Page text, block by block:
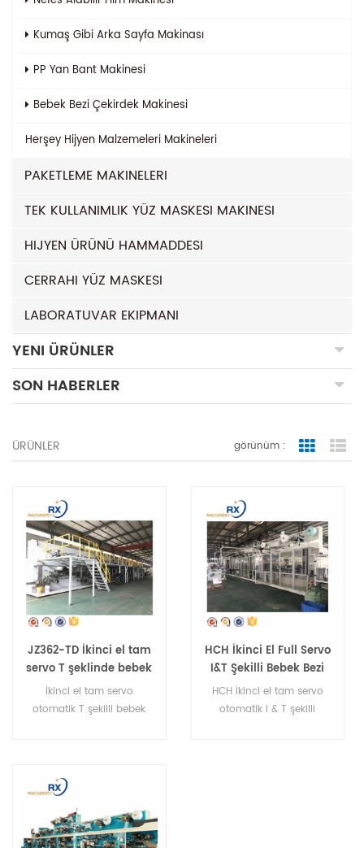
Kumaş Gibi Arka Sayfa Makinası
PP Yan Bant Makinesi
Bebek Bezi Çekirdek Makinesi
Herşey Hijyen Malzemeleri Makineleri
PAKETLEME MAKINELERI
TEK KULLANIMLIK YÜZ MASKESI MAKINESI
HIJYEN ÜRÜNÜ HAMMADDESI
CERRAHI YÜZ MASKESI
LABORATUVAR EKIPMANI
YENI ÜRÜNLER
SON HABERLER
ÜRÜNLER görünüm : Grid View
JZ362-TD İkinci el tam
servo T şeklinde bebek
bezi makinesi
İkinci el tam servo
otomatik T şekilli bebek
HCH İkinci El Full Servo
I&T Şekilli Bebek Bezi
Makinası
HCH İkinci el tam servo
otomatik I & T şekilli